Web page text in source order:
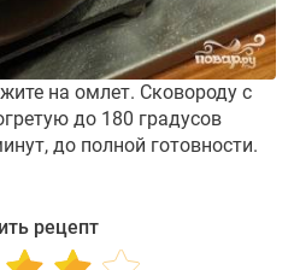
на омлет. Сковороду с
до 180 градусов
до полной готовности.
рецепт